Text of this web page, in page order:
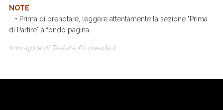
NOTE
• Prima di prenotare, leggere attentamente la sezione "Prima
di Partire" a fondo pagina
Immagine di Testata ©Lovevda.it